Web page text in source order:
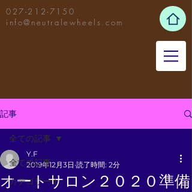
027-212-7150
info@neutralewheels.com
記事
全ての記事
カテゴリー 1
全ての記事
オートサロン２０２０準備
Y.F
2019年12月3日 読了時間: 2分